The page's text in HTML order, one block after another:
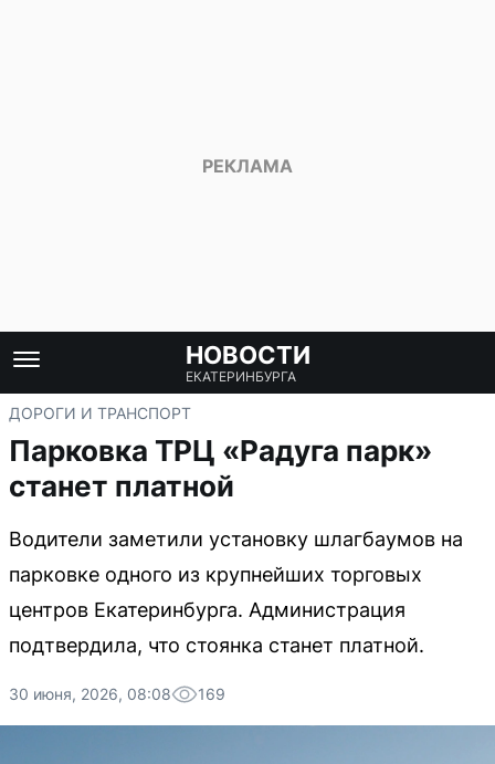
НОВОСТИ
ЕКАТЕРИНБУРГА
ДОРОГИ И ТРАНСПОРТ
Парковка ТРЦ «Радуга парк»
станет платной
Водители заметили установку шлагбаумов на
парковке одного из крупнейших торговых
центров Екатеринбурга. Администрация
подтвердила, что стоянка станет платной.
30 июня, 2026, 08:08 169